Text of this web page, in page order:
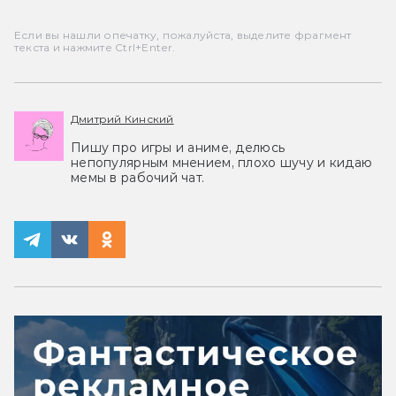
Если вы нашли опечатку, пожалуйста, выделите фрагмент
текста и нажмите Ctrl+Enter.
Дмитрий Кинский
Пишу про игры и аниме, делюсь
непопулярным мнением, плохо шучу и кидаю
мемы в рабочий чат.